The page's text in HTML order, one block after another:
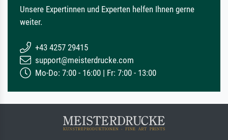
Unsere Expertinnen und Experten helfen Ihnen gerne
weiter.
+43 4257 29415
support@meisterdrucke.com
Mo-Do: 7:00 - 16:00 | Fr: 7:00 - 13:00